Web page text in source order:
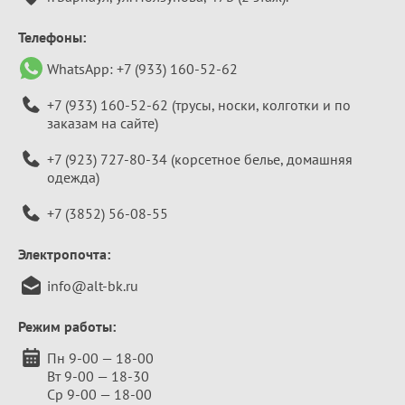
Телефоны:
WhatsApp: +7 (933) 160-52-62
+7 (933) 160-52-62 (трусы, носки, колготки и по
заказам на сайте)
+7 (923) 727-80-34 (корсетное белье, домашняя
одежда)
+7 (3852) 56-08-55
Электропочта:
info@alt-bk.ru
Режим работы:
Пн 9-00 — 18-00
Вт 9-00 — 18-30
Ср 9-00 — 18-00